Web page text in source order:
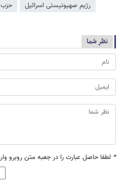
رژیم صهیونیستی اسرائیل
حزب
نظر شما
* لطفا حاصل عبارت را در جعبه متن روبرو